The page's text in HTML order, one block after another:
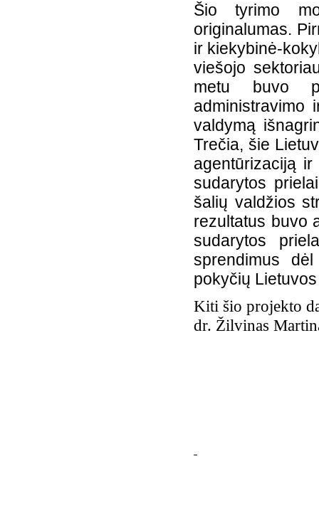
Šio tyrimo
originalumas.
ir kiekybinė-
viešojo
metu buvo
administravimo
valdymą
Trečia, šie
agentūrizaciją
sudarytos
šalių valdžios
rezultatus buvo
sudarytos
sprendimus
pokyčių
Kiti šio projekto
dr. Žilvinas